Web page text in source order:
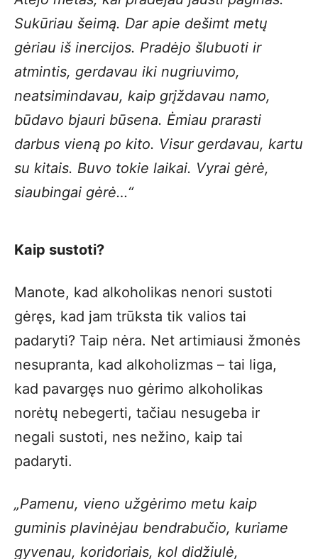
Sukūriau šeimą. Dar apie dešimt metų
gėriau iš inercijos. Pradėjo šlubuoti ir
atmintis, gerdavau iki nugriuvimo,
neatsimindavau, kaip grįždavau namo,
būdavo bjauri būsena. Ėmiau prarasti
darbus vieną po kito. Visur gerdavau, kartu
su kitais. Buvo tokie laikai. Vyrai gėrė,
siaubingai gėrė…“
Kaip sustoti?
Manote, kad alkoholikas nenori sustoti
gėręs, kad jam trūksta tik valios tai
padaryti? Taip nėra. Net artimiausi žmonės
nesupranta, kad alkoholizmas – tai liga,
kad pavargęs nuo gėrimo alkoholikas
norėtų nebegerti, tačiau nesugeba ir
negali sustoti, nes nežino, kaip tai
padaryti.
„Pamenu, vieno užgėrimo metu kaip
guminis plavinėjau bendrabučio, kuriame
gyvenau, koridoriais, kol didžiulė,